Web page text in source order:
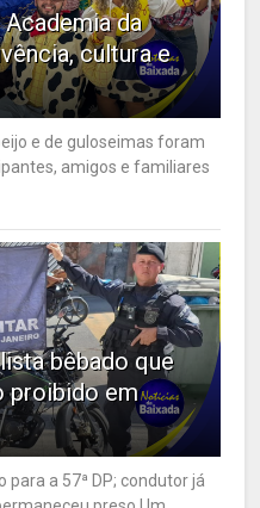
Academia da
cultura e
e de guloseimas foram
amigos e familiares
bêbado que
proibido em
a 57ª DP; condutor já